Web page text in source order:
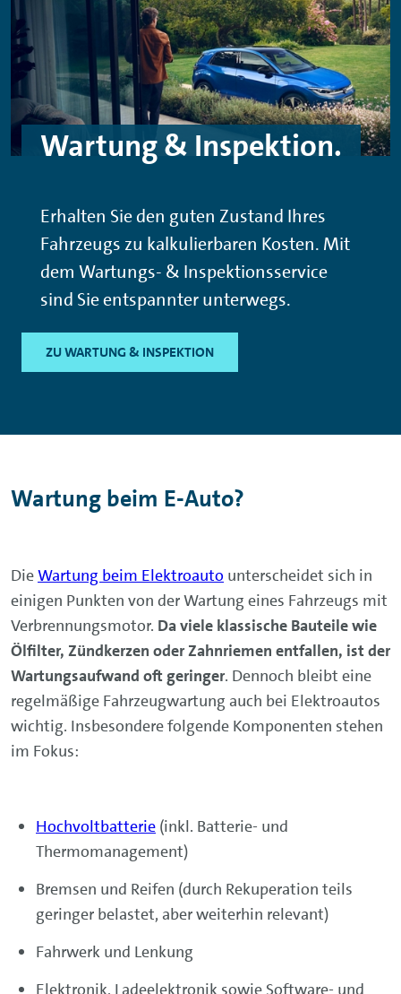
Wartung & Inspektion.
Erhalten Sie den guten Zustand Ihres
Fahrzeugs zu kalkulierbaren Kosten. Mit
dem Wartungs- & Inspektionsservice
sind Sie entspannter unterwegs.
ZU WARTUNG & INSPEKTION
Wartung beim E-Auto?
DieWartung beim Elektroauto unterscheidet sich in
einigen Punkten von der Wartung eines Fahrzeugs mit
Verbrennungsmotor. Da viele klassische Bauteile wie
Ölfilter, Zündkerzen oder Zahnriemen entfallen, ist der
Wartungsaufwand oft geringer. Dennoch bleibt eine
regelmäßige Fahrzeugwartung auch bei Elektroautos
wichtig. Insbesondere folgende Komponenten stehen
im Fokus:
Hochvoltbatterie (inkl. Batterie- und
Thermomanagement)
Bremsen und Reifen (durch Rekuperation teils
geringer belastet, aber weiterhin relevant)
Fahrwerk und Lenkung
Elektronik, Ladeelektronik sowie Software- und